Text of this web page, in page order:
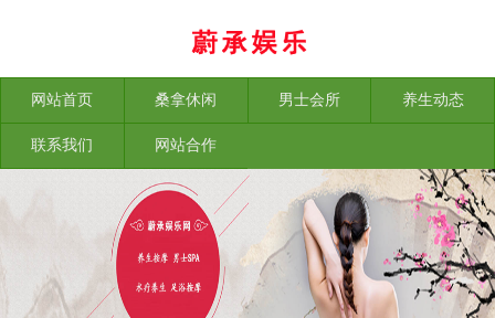
网站首页 桑拿休闲 男士会所 养生动态
联系我们 网站合作